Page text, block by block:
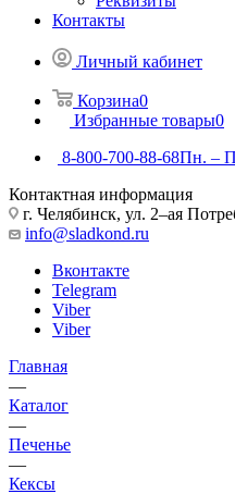
Контакты
Личный кабинет
Корзина0
Избранные товары0
8-800-700-88-68Пн. –
Контактная информация
г. Челябинск, ул. 2–ая
info@sladkond.ru
Вконтакте
Telegram
Viber
Viber
Главная
—
Каталог
—
Печенье
—
Кексы